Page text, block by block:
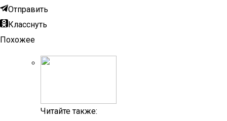
Отправить
Класснуть
Похожее
Читайте также: